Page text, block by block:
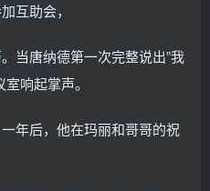
互助会，
当唐纳德第一次完整说出”我
响起掌声。
年后，他在玛丽和哥哥的祝